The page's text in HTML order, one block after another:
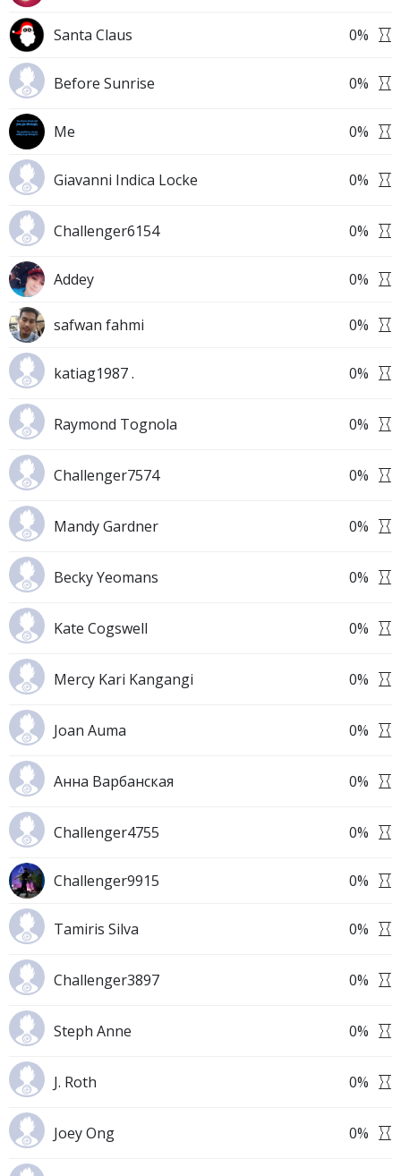
Santa Claus 0%
Before Sunrise 0%
Me 0%
Giavanni Indica Locke 0%
Challenger6154 0%
Addey 0%
safwan fahmi 0%
katiag1987 . 0%
Raymond Tognola 0%
Challenger7574 0%
Mandy Gardner 0%
Becky Yeomans 0%
Kate Cogswell 0%
Mercy Kari Kangangi 0%
Joan Auma 0%
Анна Варбанская 0%
Challenger4755 0%
Challenger9915 0%
Tamiris Silva 0%
Challenger3897 0%
Steph Anne 0%
J. Roth 0%
Joey Ong 0%